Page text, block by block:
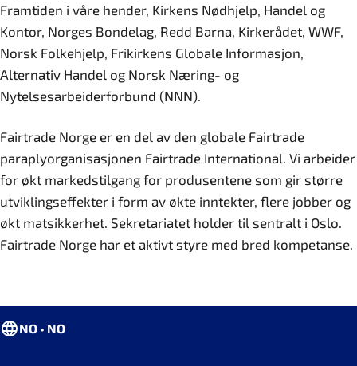
Framtiden i våre hender, Kirkens Nødhjelp, Handel og
Kontor, Norges Bondelag, Redd Barna, Kirkerådet, WWF,
Norsk Folkehjelp, Frikirkens Globale Informasjon,
Alternativ Handel og Norsk Næring- og
Nytelsesarbeiderforbund (NNN).
Fairtrade Norge er en del av den globale Fairtrade
paraplyorganisasjonen Fairtrade International. Vi arbeider
for økt markedstilgang for produsentene som gir større
utviklingseffekter i form av økte inntekter, flere jobber og
økt matsikkerhet. Sekretariatet holder til sentralt i Oslo.
Fairtrade Norge har et aktivt styre med bred kompetanse.
NO • NO